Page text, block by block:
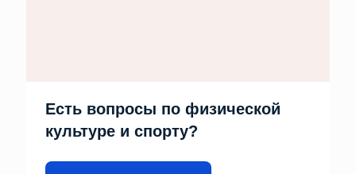
Есть вопросы по физической
культуре и спорту?